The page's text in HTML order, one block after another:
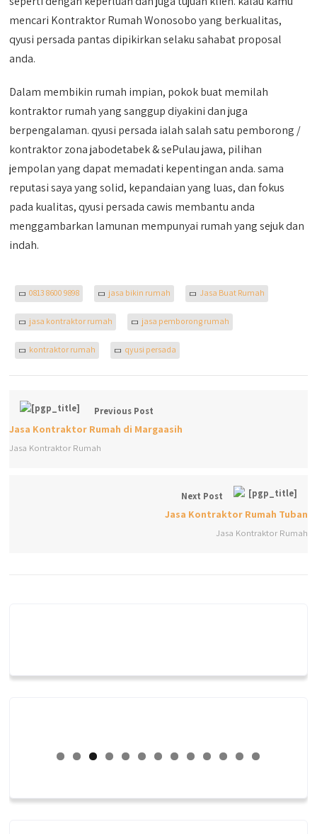
mencari Kontraktor Rumah Wonosobo yang berkualitas,
qyusi persada pantas dipikirkan selaku sahabat proposal
anda.
Dalam membikin rumah impian, pokok buat memilah
kontraktor rumah yang sanggup diyakini dan juga
berpengalaman. qyusi persada ialah salah satu pemborong /
kontraktor zona jabodetabek & sePulau jawa, pilihan
jempolan yang dapat memadati kepentingan anda. sama
reputasi saya yang solid, kepandaian yang luas, dan fokus
pada kualitas, qyusi persada cawis membantu anda
menggambarkan lamunan mempunyai rumah yang sejuk dan
indah.
0813 8600 9898 jasa bikin rumah Jasa Buat Rumah
jasa kontraktor rumah jasa pemborong rumah
kontraktor rumah qyusi persada
Previous Post
Jasa Kontraktor Rumah di Margaasih
Jasa Kontraktor Rumah
Next Post
Jasa Kontraktor Rumah Tuban
Jasa Kontraktor Rumah